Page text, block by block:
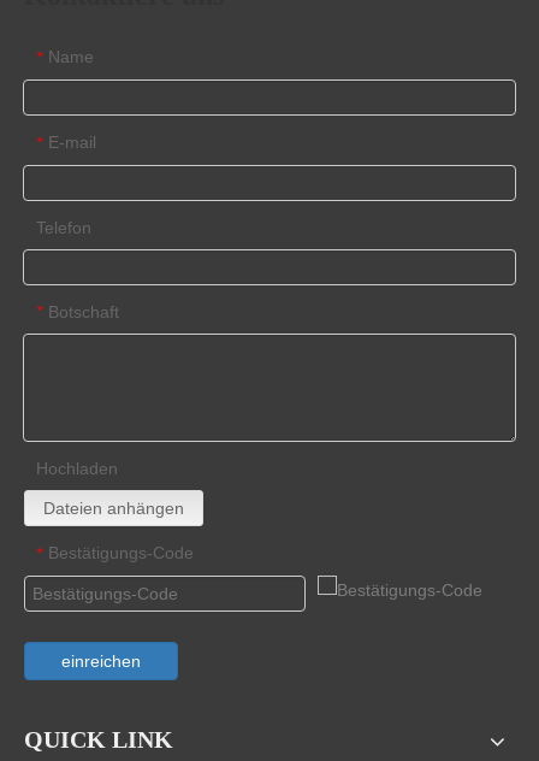
* Name
* E-mail
Telefon
* Botschaft
Hochladen
Dateien anhängen
* Bestätigungs-Code
einreichen
QUICK LINK